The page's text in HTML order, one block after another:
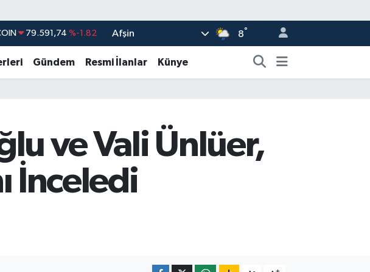
45,43620 %0.02
61,60380 %0.18
79.591,74 %-1.82
Afşin 8°
Gündem Resmi İlanlar Künye
ve Vali Ünlüer,
İnceledi